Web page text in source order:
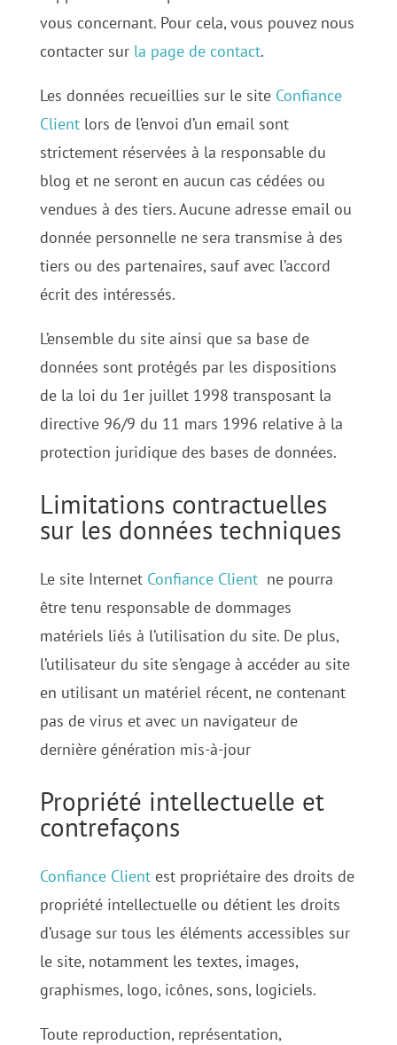
vous concernant. Pour cela, vous pouvez nous
contacter sur la page de contact.
Les données recueillies sur le site Confiance
Clientlors de l’envoi d’un email sont
strictement réservées à la responsable du
blog et ne seront en aucun cas cédées ou
vendues à des tiers. Aucune adresse email ou
donnée personnelle ne sera transmise à des
tiers ou des partenaires, sauf avec l’accord
écrit des intéressés.
L’ensemble du site ainsi que sa base de
données sont protégés par les dispositions
de la loi du 1er juillet 1998 transposant la
directive 96/9 du 11 mars 1996 relative à la
protection juridique des bases de données.
Limitations contractuelles
sur les données techniques
Le site Internet Confiance Clientne pourra
être tenu responsable de dommages
matériels liés à l’utilisation du site. De plus,
l’utilisateur du site s’engage à accéder au site
en utilisant un matériel récent, ne contenant
pas de virus et avec un navigateur de
dernière génération mis-à-jour
Propriété intellectuelle et
contrefaçons
Confiance Clientest propriétaire des droits de
propriété intellectuelle ou détient les droits
d’usage sur tous les éléments accessibles sur
le site, notamment les textes, images,
graphismes, logo, icônes, sons, logiciels.
Toute reproduction, représentation,